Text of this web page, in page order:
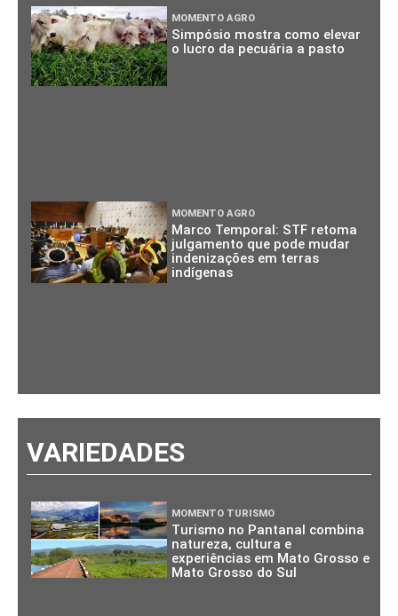
MOMENTO AGRO
Simpósio mostra como elevar
o lucro da pecuária a pasto
MOMENTO AGRO
Marco Temporal: STF retoma
julgamento que pode mudar
indenizações em terras
indígenas
VARIEDADES
MOMENTO TURISMO
Turismo no Pantanal combina
natureza, cultura e
experiências em Mato Grosso e
Mato Grosso do Sul